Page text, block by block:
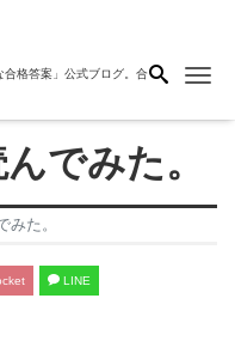
格答案」公式ブログ。合
でみた。
みた。
LINE